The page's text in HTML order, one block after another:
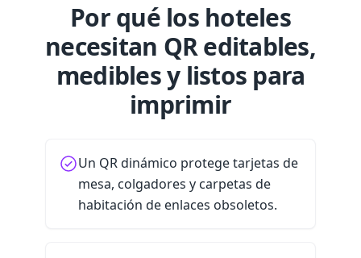
Por qué los hoteles
necesitan QR editables,
medibles y listos para
imprimir
Un QR dinámico protege tarjetas de
mesa, colgadores y carpetas de
habitación de enlaces obsoletos.